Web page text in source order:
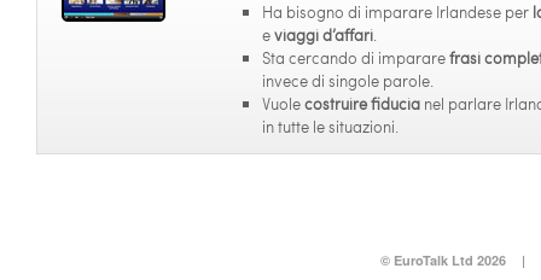
Ha bisogno di imparare Irlandese per
eviaggi d’affari.
Sta cercando di impararefrasi
invece di singole parole.
Vuolecostruire fiducia nel parlare
in tutte le situazioni.
© EuroTalk Ltd 2026 |